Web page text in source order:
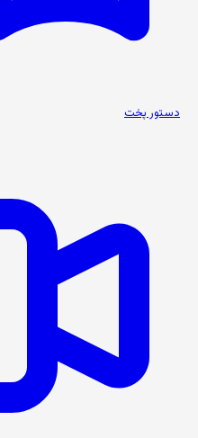
دستور پخت